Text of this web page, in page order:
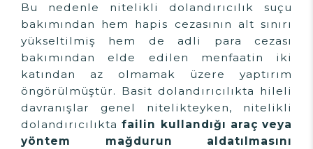
Bu nedenle nitelikli dolandırıcılık suçu
bakımından hem hapis cezasının alt sınırı
yükseltilmiş hem de adli para cezası
bakımından elde edilen menfaatin iki
katından az olmamak üzere yaptırım
öngörülmüştür. Basit dolandırıcılıkta hileli
davranışlar genel nitelikteyken, nitelikli
dolandırıcılıktafailin kullandığı araç veya
yöntem mağdurun aldatılmasını